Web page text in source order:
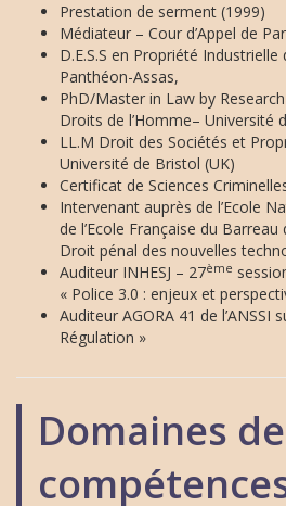
Prestation de serment (1999)
Médiateur – Cour d’Appel de
D.E.S.S en Propriété Industrielle
Panthéon-Assas,
PhD/Master in Law by
Droits de l’Homme– Université
LL.M Droit des Sociétés et
Université de Bristol (UK)
Certificat de Sciences
Intervenant auprès de l’Ecole
de l’Ecole Française du
Droit pénal des nouvelles
Auditeur INHESJ – 27ème
« Police 3.0 : enjeux et
Auditeur AGORA 41 de l’ANSSI
Régulation »
Domaines de